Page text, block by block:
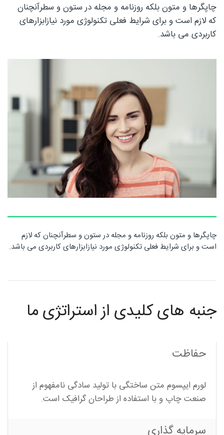
چوبی
سی ان
سی
روتاری
در
شمال
غرب
چاپگرها و متون بلکه روزنامه و مجله در ستون و سطرآنچنان
که لازم است و برای شرایط فعلی تکنولوژی مورد نیازابزارهای
کاربردی می باشد.
چاپگرها و متون بلکه روزنامه و مجله در ستون و سطرآنچنان که لازم
است و برای شرایط فعلی تکنولوژی مورد نیازابزارهای کاربردی می باشد.
جنبه های کلیدی از استراتژی ما
حفاظت
لورم ایپسوم متن ساختگی با تولید سادگی نامفهوم از
صنعت چاپ و با استفاده از طراحان گرافیک است.
سرمایه گذاری